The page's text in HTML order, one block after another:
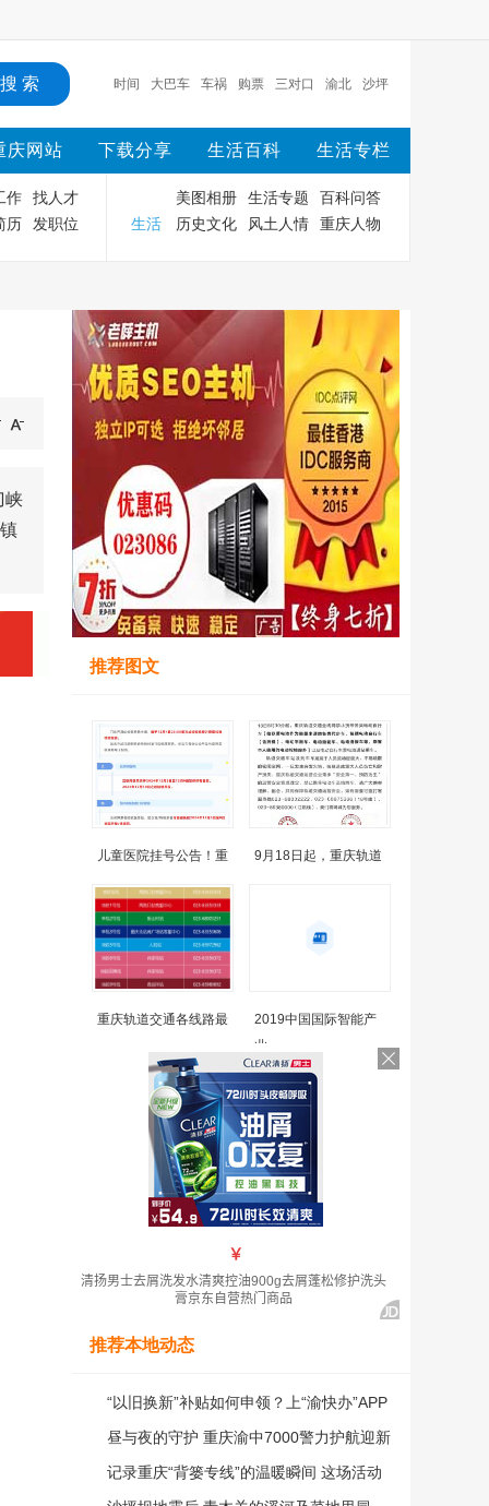
大巴车 车祸 购票 三对口 渝北 沙坪坝 渝
中 重庆 主城 时间
庆网站 下载分享 生活百科 生活专栏
作
找人才
历
发职位 生活
美图相册 生活专题
百科问答
历史文化
风土人情 重庆人物
峡
推荐图文
儿童医院挂号公告！重 9月18日起，重庆轨道
重庆轨道交通各线路最
2019中国国际智能产
业
推荐本地动态
“以旧换新”补贴如何申领？上“渝快办”APP
享一站式申请通道
昼与夜的守护 重庆渝中7000警力护航迎新
年
记录重庆“背篓专线”的温暖瞬间 这场活动